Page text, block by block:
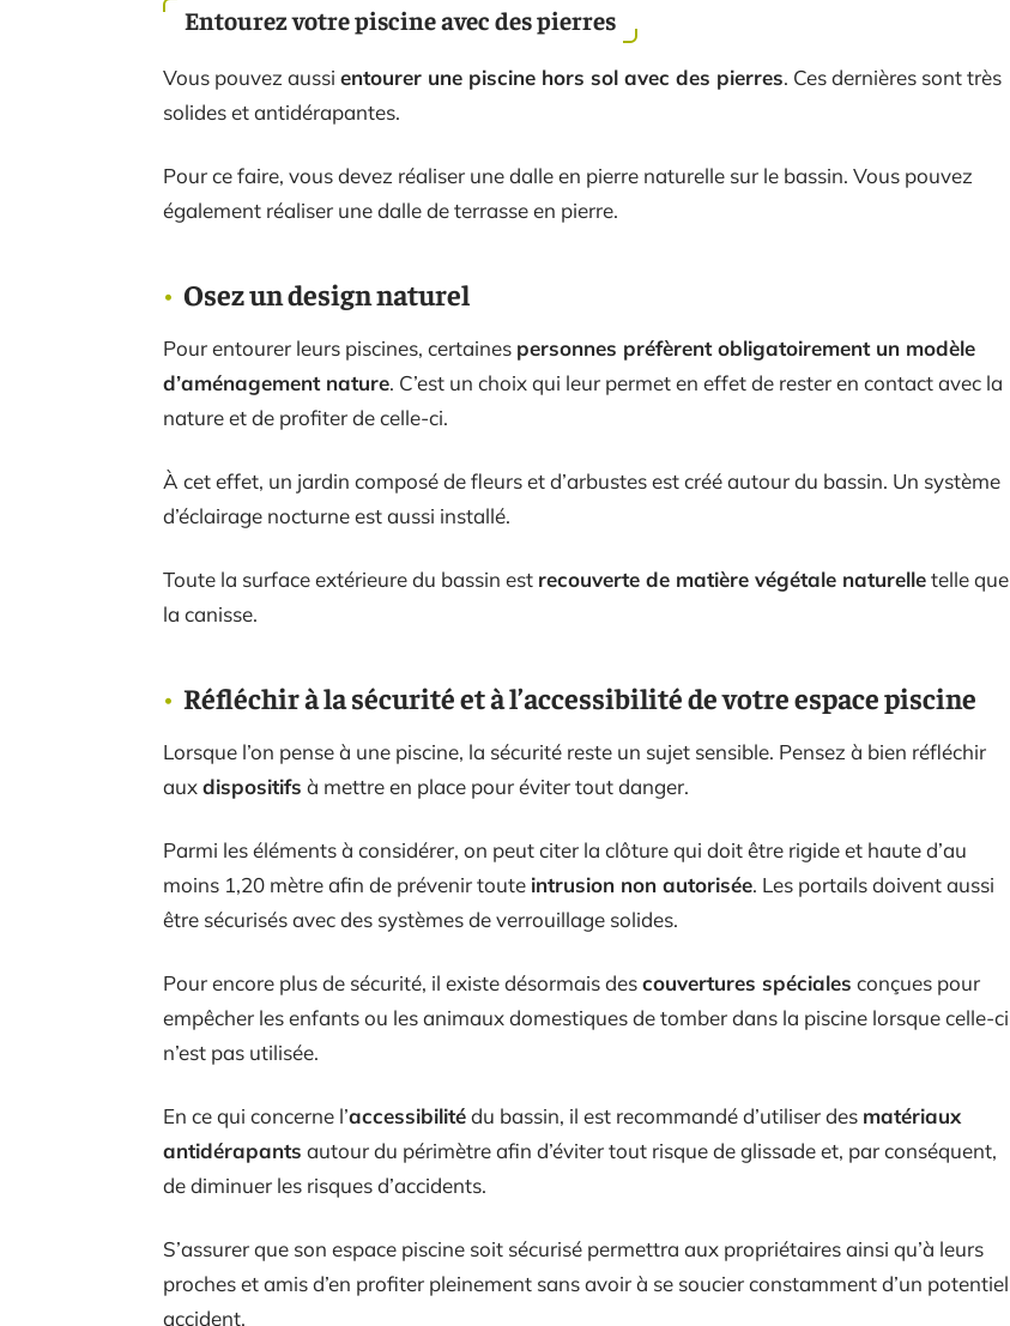
Entourez votre piscine avec des pierres
Vous pouvez aussi entourer une piscine hors sol avec des pierres. Ces dernières sont très
solides et antidérapantes.
Pour ce faire, vous devez réaliser une dalle en pierre naturelle sur le bassin. Vous pouvez
également réaliser une dalle de terrasse en pierre.
Osez un design naturel
Pour entourer leurs piscines, certaines personnes préfèrent obligatoirement un modèle
d’aménagement nature. C’est un choix qui leur permet en effet de rester en contact avec la
nature et de profiter de celle-ci.
À cet effet, un jardin composé de fleurs et d’arbustes est créé autour du bassin. Un système
d’éclairage nocturne est aussi installé.
Toute la surface extérieure du bassin est recouverte de matière végétale naturelletelle que
la canisse.
Réfléchir à la sécurité et à l’accessibilité de votre espace piscine
Lorsque l’on pense à une piscine, la sécurité reste un sujet sensible. Pensez à bien réfléchir
auxdispositifs à mettre en place pour éviter tout danger.
Parmi les éléments à considérer, on peut citer la clôture qui doit être rigide et haute d’au
moins 1,20 mètre afin de prévenir toute intrusion non autorisée. Les portails doivent aussi
être sécurisés avec des systèmes de verrouillage solides.
Pour encore plus de sécurité, il existe désormais descouvertures spéciales conçues pour
empêcher les enfants ou les animaux domestiques de tomber dans la piscine lorsque celle-ci
n’est pas utilisée.
En ce qui concerne l’accessibilitédu bassin, il est recommandé d’utiliser des matériaux
antidérapants autour du périmètre afin d’éviter tout risque de glissade et, par conséquent,
de diminuer les risques d’accidents.
S’assurer que son espace piscine soit sécurisé permettra aux propriétaires ainsi qu’à leurs
proches et amis d’en profiter pleinement sans avoir à se soucier constamment d’un potentiel
accident.